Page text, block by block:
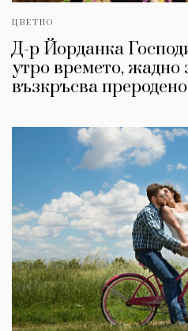
ЦВЕТНО
Д-р Йорданка
утро времето, жадно
възкръсва